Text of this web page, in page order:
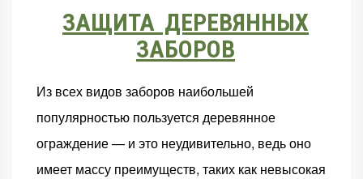
ЗАЩИТА ДЕРЕВЯННЫХ
ЗАБОРОВ
Из всех видов заборов наибольшей
популярностью пользуется деревянное
ограждение — и это неудивительно, ведь оно
имеет массу преимуществ, таких как невысокая